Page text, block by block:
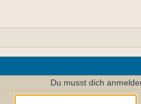
Du musst dich